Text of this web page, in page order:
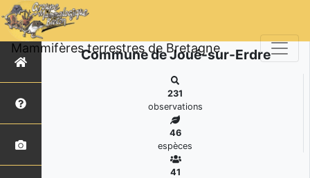
Mammifères terrestres de Bretagne
Commune de Joué-sur-Erdre
231
observations
46
espèces
41